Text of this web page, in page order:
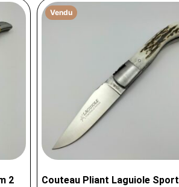
2
Vendu
Couteau Pliant Laguiole Sport